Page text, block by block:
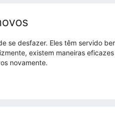
se desfazer. Eles têm servido
existem maneiras
novamente.